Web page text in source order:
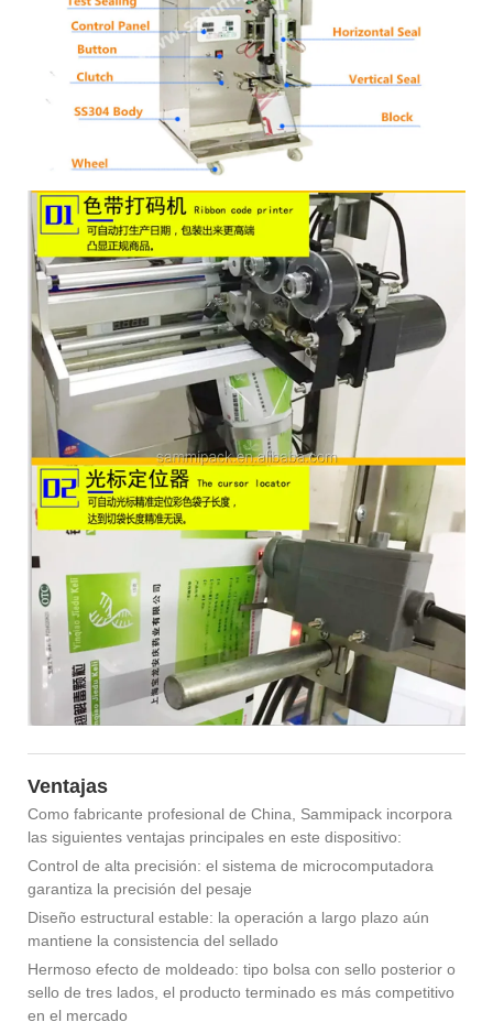
Ventajas
Como fabricante profesional de China, Sammipack incorpora
las siguientes ventajas principales en este dispositivo:
Control de alta precisión: el sistema de microcomputadora
garantiza la precisión del pesaje
Diseño estructural estable: la operación a largo plazo aún
mantiene la consistencia del sellado
Hermoso efecto de moldeado: tipo bolsa con sello posterior o
sello de tres lados, el producto terminado es más competitivo
en el mercado